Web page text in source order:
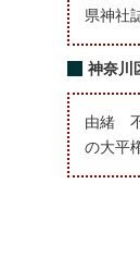
県神社
神奈川
由緒 不
の大平